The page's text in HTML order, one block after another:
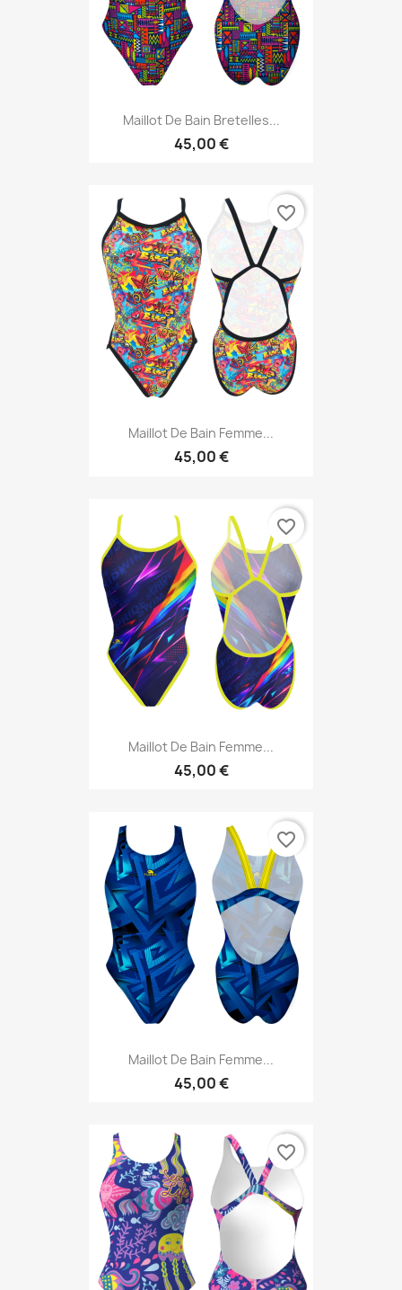
Maillot De Bain Bretelles...
45,00 €
Maillot De Bain Femme...
45,00 €
favorite_border
Maillot De Bain Femme...
45,00 €
favorite_border
Maillot De Bain Femme...
45,00 €
favorite_border
favorite_border